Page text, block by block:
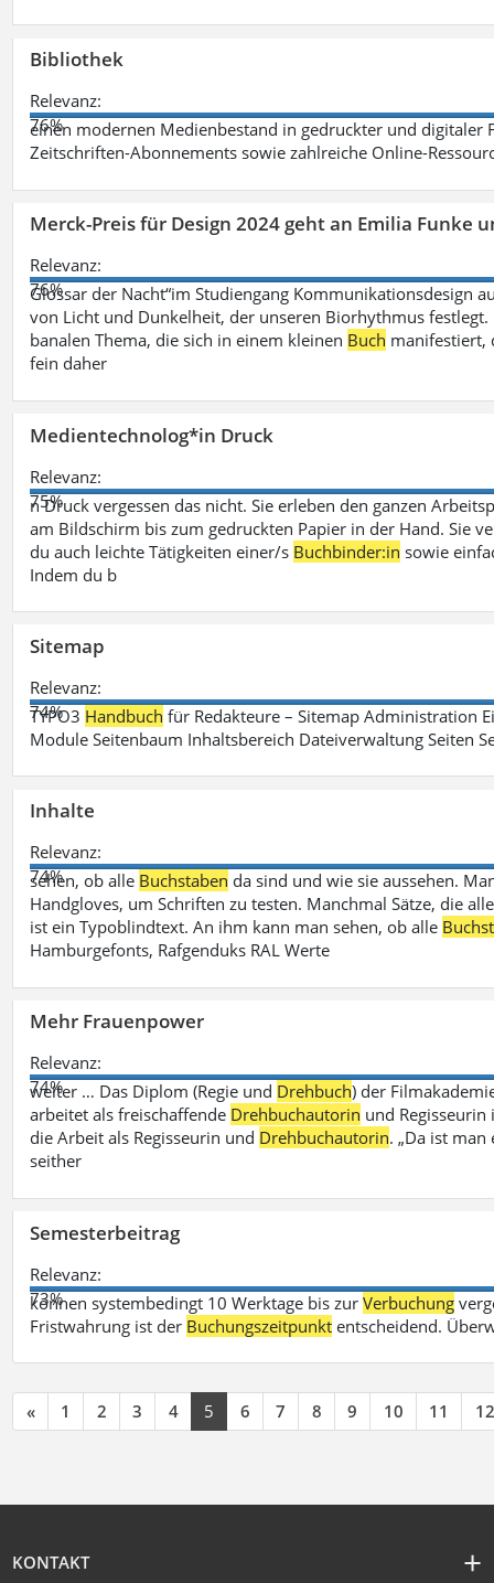
Bibliothek
Relevanz:
76%
einen modernen Medienbestand in gedruckter und
Zeitschriften-Abonnements sowie zahlreiche Online-
Merck-Preis für Design 2024 geht an Emilia Funke
Relevanz:
76%
Glossar der Nacht“im Studiengang Kommunikationsdesign
von Licht und Dunkelheit, der unseren Biorhythmus
banalen Thema, die sich in einem kleinen Buch manifestiert,
fein daher
Medientechnolog*in Druck
Relevanz:
75%
n Druck vergessen das nicht. Sie erleben den ganzen
am Bildschirm bis zum gedruckten Papier in der Hand. Sie
du auch leichte Tätigkeiten einer/s Buchbinder:in sowie
Indem du b
Sitemap
Relevanz:
74%
TYPO3 Handbuch für Redakteure – Sitemap Administration
Module Seitenbaum Inhaltsbereich Dateiverwaltung Seiten
Inhalte
Relevanz:
74%
sehen, ob alle Buchstaben da sind und wie sie aussehen.
Handgloves, um Schriften zu testen. Manchmal Sätze, die
ist ein Typoblindtext. An ihm kann man sehen, ob alle
Hamburgefonts, Rafgenduks RAL Werte
Mehr Frauenpower
Relevanz:
74%
weiter … Das Diplom (Regie und Drehbuch) der
arbeitet als freischaffende Drehbuchautorin und
die Arbeit als Regisseurin und Drehbuchautorin. „Da ist
seither
Semesterbeitrag
Relevanz:
73%
können systembedingt 10 Werktage bis zurVerbuchung
Fristwahrung ist der Buchungszeitpunkt entscheidend.
« 1 2 3 4 5 6 7 8 9 10 11 12
KONTAKT